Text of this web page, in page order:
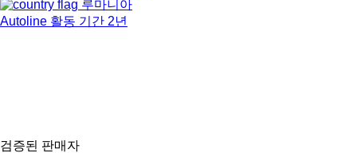
루마니아
Autoline 활동 기간 2년
검증된 판매자